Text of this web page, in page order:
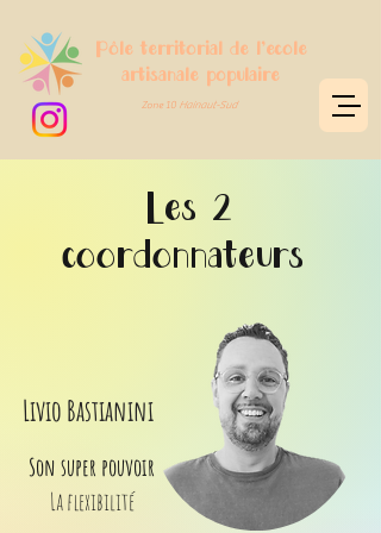
Pôle territorial de l'école
artisanale populaire
Zone 10 Hainaut-Sud
Les 2
coordonnateurs
Livio Bastianini
Son super pouvoir
La flexibilité